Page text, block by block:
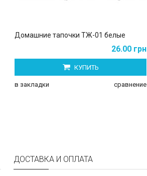
Домашние тапочки ТЖ-01 белые
26.00 грн
КУПИТЬ
в закладки сравнение
ДОСТАВКА И ОПЛАТА